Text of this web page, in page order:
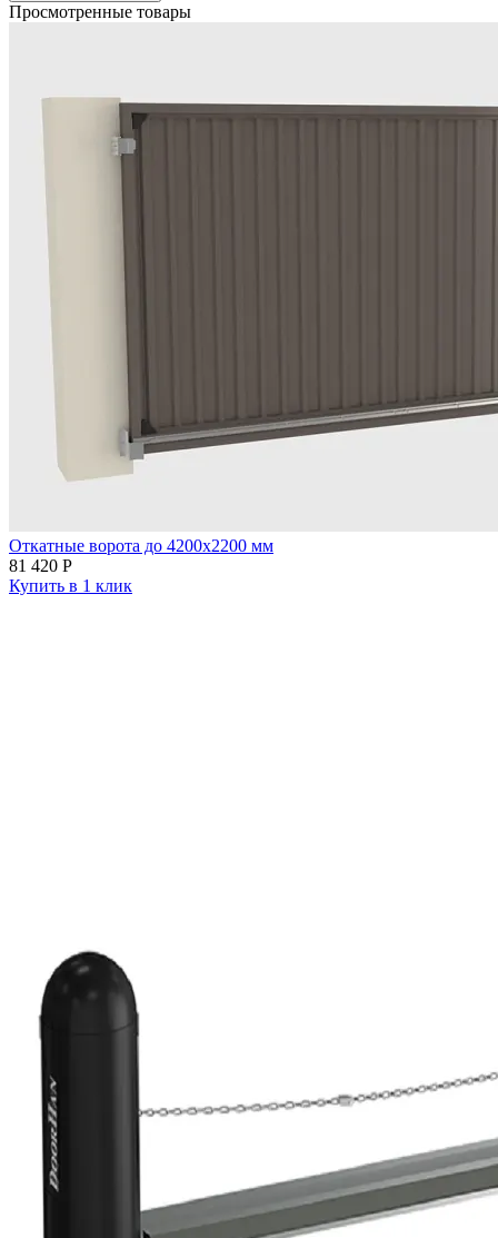
Просмотренные товары
Откатные ворота до 4200х2200 мм
81 420 Р
Купить в 1 клик